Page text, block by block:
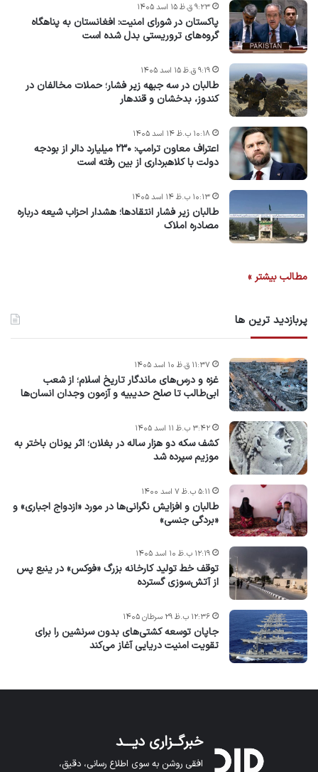
پاکستان در شورای امنیت: افغانستان به پناهگاه
گروه‌های تروریستی بدل شده است
۹:۲۳ ق.ظ ۱۵ اسد ۱۴۰۵
طالبان در سه جبهه زیر فشار؛ حملات مخالفان در
کندوز، بدخشان و قندهار
۹:۱۹ ق.ظ ۱۵ اسد ۱۴۰۵
اعتراف معاون ترامپ: ۲۳۰ میلیارد دالر از بودجه
دولت با کلاهبرداری از بین رفته است
۱۰:۱۸ ب.ظ ۱۴ اسد ۱۴۰۵
طالبان زیر فشار انتقادها؛ هشدار احزاب شیعه درباره
مصادره‌ املاک
۱۰:۱۳ ب.ظ ۱۴ اسد ۱۴۰۵
مطالب بیشتر »
پربازدید ترین ها
غزه و درس‌های ماندگار تاریخ اسلام؛ از شعب
ابی‌طالب تا صلح حدیبیه و آزمون وجدان انسان‌ها
۱۱:۳۷ ق.ظ ۱۰ اسد ۱۴۰۵
کشف سکه دو هزار ساله در بغلان؛ اثر یونان باختر به
موزیم سپرده شد
۳:۴۲ ب.ظ ۱۱ اسد ۱۴۰۵
طالبان و افزایش نگرانی‌ها در مورد «ازدواج اجباری» و
«بردگی جنسی»
۵:۱۱ ب.ظ ۷ اسد ۱۴۰۰
توقف خط تولید کارخانه بزرگ «فوکس» در ینبع پس
از آتش‌سوزی گسترده
۱۲:۱۹ ب.ظ ۱۰ اسد ۱۴۰۵
جاپان توسعه کشتی‌های بدون سرنشین را برای
تقویت امنیت دریایی آغاز می‌کند
۱۲:۳۶ ب.ظ ۲۹ سرطان ۱۴۰۵
خبرگــزاری دیـــد
افقی روشن به سوی اطلاع رسانی، دقیق،